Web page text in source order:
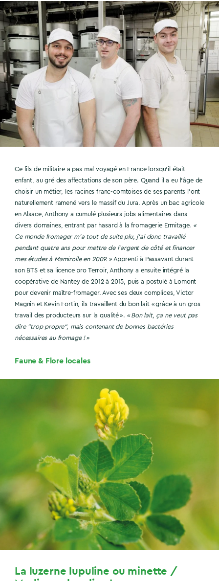
Ce fils de militaire a pas mal voyagé en France lorsqu’il était
enfant, au gré des affectations de son père. Quand il a eu l’âge de
choisir un métier, les racines franc-comtoises de ses parents l’ont
naturellement ramené vers le massif du Jura. Après un bac agricole
en Alsace, Anthony a cumulé plusieurs jobs alimentaires dans
divers domaines, entrant par hasard à la fromagerie Ermitage. «
Ce monde fromager m’a tout de suite plu, j’ai donc travaillé
pendant quatre ans pour mettre de l’argent de côté et financer
mes études à Mamirolle en 2009. »Apprenti à Passavant durant
son BTS et sa licence pro Terroir, Anthony a ensuite intégré la
coopérative de Nantey de 2012 à 2015, puis a postulé à Lomont
pour devenir maître-fromager. Avec ses deux complices, Victor
Magnin et Kevin Fortin, ils travaillent du bon lait « grâce à un gros
travail des producteurs sur la qualité ». « Bon lait, ça ne veut pas
dire “trop propre“, mais contenant de bonnes bactéries
nécessaires au fromage ! »
Faune & Flore locales
La luzerne lupuline ou minette /